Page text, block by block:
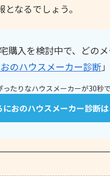
なるでしょう。
購入を検討中で、どの
のハウスメーカー診断
ったりなハウスメーカーが30秒
におのハウスメーカー診